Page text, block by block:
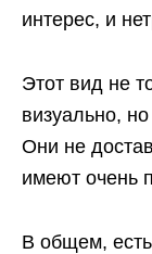
интерес, и
Этот вид не
визуально,
Они не
имеют очень
В общем, есть